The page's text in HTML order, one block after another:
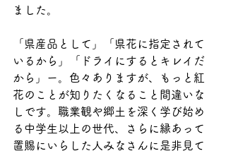
ました。
「県産品として」「県花に指定されて
いるから」「ドライにするとキレイだ
から」ー。色々ありますが、もっと紅
花のことが知りたくなること間違いな
しです。職業観や郷土を深く学び始め
る中学生以上の世代、さらに縁あって
置賜にいらした人みなさんに是非見て